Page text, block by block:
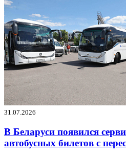
31.07.2026
В Беларуси появился
автобусных билетов с